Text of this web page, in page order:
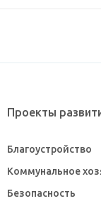
Проекты
Благоустройство
Коммунальное
Безопасность